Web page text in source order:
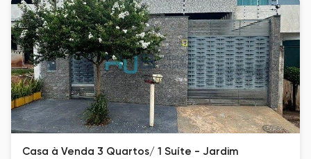
Casa à Venda 3 Quartos/ 1 Suíte - Jardim